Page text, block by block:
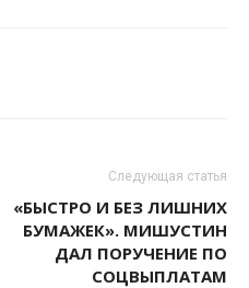
Следующая статья
«БЫСТРО И БЕЗ ЛИШНИХ
БУМАЖЕК». МИШУСТИН
ДАЛ ПОРУЧЕНИЕ ПО
СОЦВЫПЛАТАМ